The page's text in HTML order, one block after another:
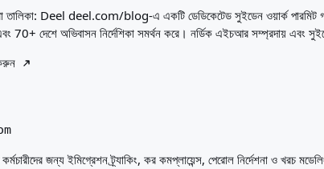
Deel deel.com/blog-এ একটি ডেডিকেটেড সুইডেন ওয়ার্ক পারমিট
70+ দেশে অভিবাসন নির্দেশিকা সমর্থন করে। নর্ডিক এইচআর সম্প্রদায় এবং
জন্য ইমিগ্রেশন ট্র্যাকিং, কর কমপ্লায়েন্স, পেরোল নির্দেশনা ও খরচ